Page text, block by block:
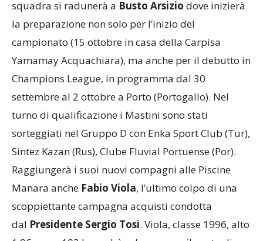
squadra si radunerà a Busto Arsizio dove inizierà
la preparazione non solo per l’inizio del
campionato (15 ottobre in casa della Carpisa
Yamamay Acquachiara), ma anche per il debutto in
Champions League, in programma dal 30
settembre al 2 ottobre a Porto (Portogallo). Nel
turno di qualificazione i Mastini sono stati
sorteggiati nel Gruppo D con Enka Sport Club (Tur),
Sintez Kazan (Rus), Clube Fluvial Portuense (Por).
Raggiungerà i suoi nuovi compagni alle Piscine
Manara anche Fabio Viola, l’ultimo colpo di una
scoppiettante campagna acquisti condotta
dal Presidente Sergio Tosi. Viola, classe 1996, alto